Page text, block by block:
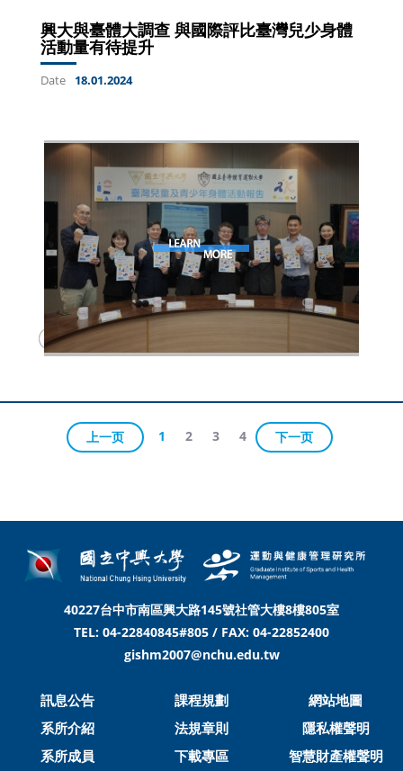
興大與臺體大調查 與國際評比臺灣兒少身體
活動量有待提升
Date 18.01.2024
上一页 1 2 3 4 下一页
40227台中市南區興大路145號社管大樓8樓805室
TEL: 04-22840845#805 / FAX: 04-22852400
gishm2007@nchu.edu.tw
訊息公告
系所介紹
系所成員
課程規劃
法規章則
下載專區
網站地圖
隱私權聲明
智慧財產權聲明